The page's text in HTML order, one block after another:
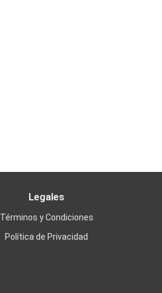
Legales
Términos y Condiciones
Política de Privacidad